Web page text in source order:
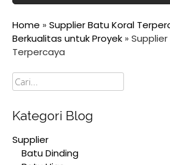
Home » Supplier Batu Koral
Berkualitas untuk Proyek »
Terpercaya
Cari
Kategori Blog
Supplier
Batu Dinding